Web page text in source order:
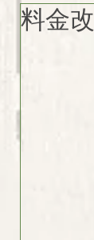
料金